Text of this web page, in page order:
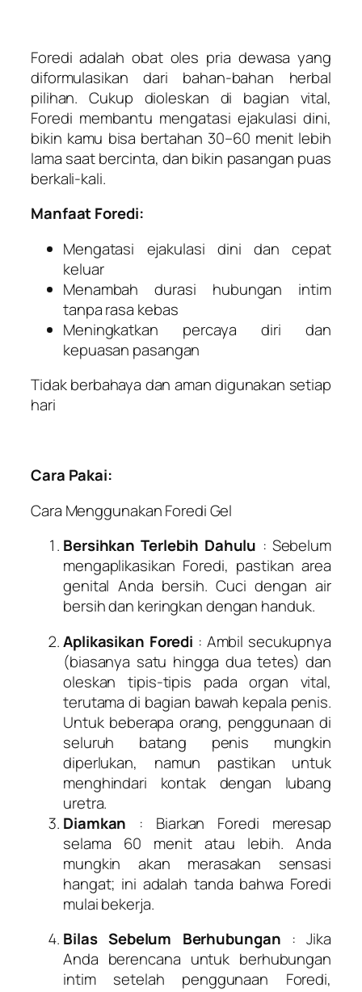
Foredi adalah obat oles pria dewasa yang
diformulasikan dari bahan-bahan herbal
pilihan. Cukup dioleskan di bagian vital,
Foredi membantu mengatasi ejakulasi dini,
bikin kamu bisa bertahan 30–60 menit lebih
lama saat bercinta, dan bikin pasangan puas
berkali-kali.
Manfaat Foredi:
Mengatasi ejakulasi dini dan cepat
keluar
Menambah durasi hubungan intim
tanpa rasa kebas
Meningkatkan percaya diri dan
kepuasan pasangan
Tidak berbahaya dan aman digunakan setiap
hari
Cara Pakai:
Cara Menggunakan Foredi Gel
Bersihkan Terlebih Dahulu : Sebelum
mengaplikasikan Foredi, pastikan area
genital Anda bersih. Cuci dengan air
bersih dan keringkan dengan handuk.
Aplikasikan Foredi : Ambil secukupnya
(biasanya satu hingga dua tetes) dan
oleskan tipis-tipis pada organ vital,
terutama di bagian bawah kepala penis.
Untuk beberapa orang, penggunaan di
seluruh batang penis mungkin
diperlukan, namun pastikan untuk
menghindari kontak dengan lubang
uretra.
Diamkan : Biarkan Foredi meresap
selama 60 menit atau lebih. Anda
mungkin akan merasakan sensasi
hangat; ini adalah tanda bahwa Foredi
mulai bekerja.
Bilas Sebelum Berhubungan : Jika
Anda berencana untuk berhubungan
intim setelah penggunaan Foredi,